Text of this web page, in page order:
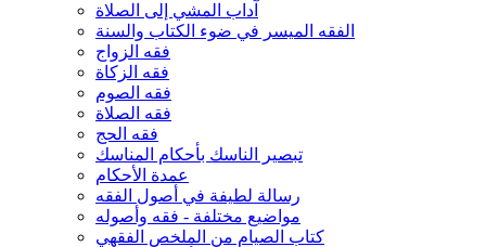
آداب المشي إلى الصلاة
الفقه الميسر في ضوء الكتاب والسنة
فقه الزواج
فقه الزكاة
فقه الصوم
فقه الصلاة
فقه الحج
تبصير الناسك بأحكام المناسك
عمدة الأحكام
رسالة لطيفة في أصول الفقه
مواضيع مختلفة - فقه وأصوله
كتاب الصيام من الملخص الفقهي